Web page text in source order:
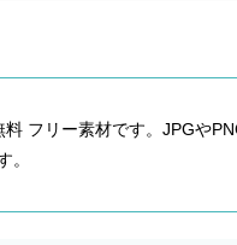
フリー素材です。JPGや
。